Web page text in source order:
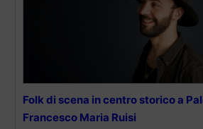
Folk di scena in centro storico a
Francesco Maria Ruisi